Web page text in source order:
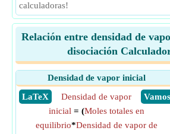
calculadoras!
Relación entre densidad de
disociación
Densidad de vapor inicial
​ LaTeX
​ Vamos
Densidad de vapor
inicial = (Moles totales en
equilibrio*Densidad de vapor de